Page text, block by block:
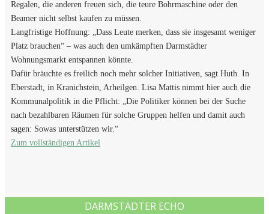
Regalen, die anderen freuen sich, die teure Bohrmaschine oder den
Beamer nicht selbst kaufen zu müssen.
Langfristige Hoffnung: „Dass Leute merken, dass sie insgesamt weniger
Platz brauchen“ – was auch den umkämpften Darmstädter
Wohnungsmarkt entspannen könnte.
Dafür bräuchte es freilich noch mehr solcher Initiativen, sagt Huth. In
Eberstadt, in Kranichstein, Arheilgen. Lisa Mattis nimmt hier auch die
Kommunalpolitik in die Pflicht: „Die Politiker können bei der Suche
nach bezahlbaren Räumen für solche Gruppen helfen und damit auch
sagen: Sowas unterstützen wir.“
Zum vollständigen Artikel
DARMSTÄDTER ECHO